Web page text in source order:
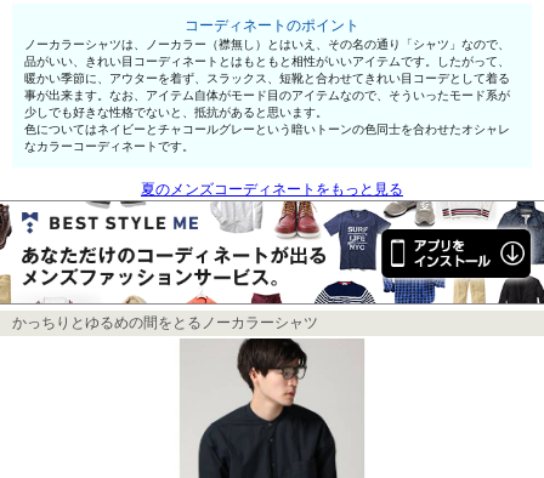
コーディネートのポイント
ノーカラーシャツは、ノーカラー（襟無し）とはいえ、その名の通り「シャツ」なので、
品がいい、きれい目コーディネートとはもともと相性がいいアイテムです。したがって、
暖かい季節に、アウターを着ず、スラックス、短靴と合わせてきれい目コーデとして着る
事が出来ます。なお、アイテム自体がモード目のアイテムなので、そういったモード系が
少しでも好きな性格でないと、抵抗があると思います。
色についてはネイビーとチャコールグレーという暗いトーンの色同士を合わせたオシャレ
なカラーコーディネートです。
夏のメンズコーディネートをもっと見る
かっちりとゆるめの間をとるノーカラーシャツ